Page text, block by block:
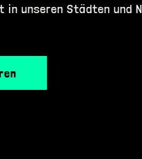
unseren Städten und